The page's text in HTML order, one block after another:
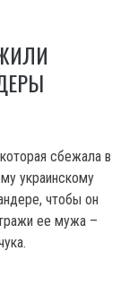
сбежала в
украинскому
чтобы он
ее мужа –